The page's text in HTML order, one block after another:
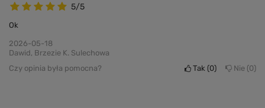
5/5
Ok
2026-05-18
Dawid, Brzezie K. Sulechowa
Czy opinia była pomocna?
Tak 0 Nie 0